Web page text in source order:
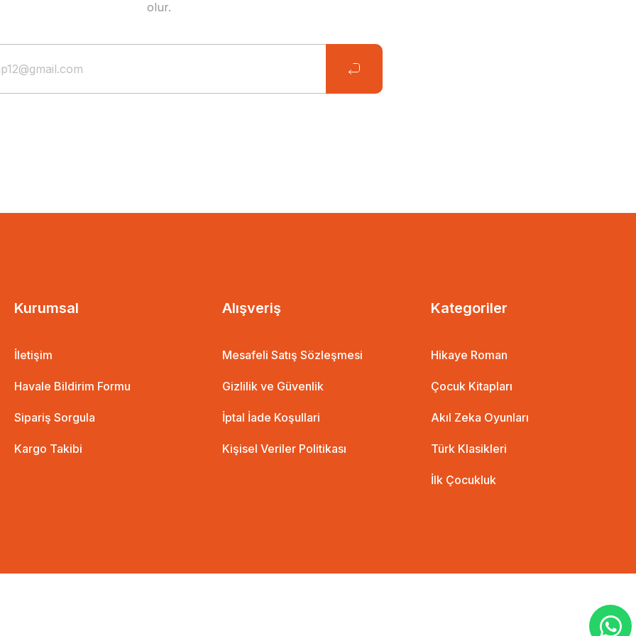
Ant - Yaşar Kemal
12,76 EUR
olur.
Kurumsal
İletişim
Havale Bildirim Formu
Sipariş Sorgula
Kargo Takibi
Alışveriş
Mesafeli Satış Sözleşmesi
Gizlilik ve Güvenlik
İptal İade Koşullari
Kişisel Veriler Politikası
Kategoriler
Hikaye Roman
Çocuk Kitapları
Akıl Zeka Oyunları
Türk Klasikleri
İlk Çocukluk